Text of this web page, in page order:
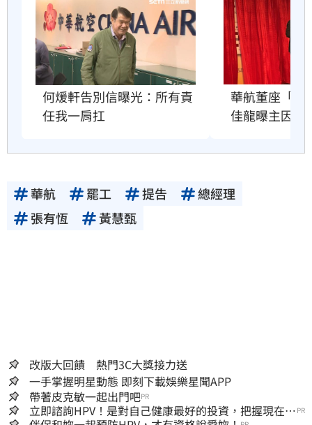
何煖軒告別信曝光：所有責
任我一肩扛
華航董座「何
佳龍曝主因
華航 罷工 提告
總經理
張有恆
黃慧甄
改版大回饋 熱門3C大獎接力送
一手掌握明星動態 即刻下載娛樂星聞APP
帶著皮克敏一起出門吧PR
立即諮詢HPV！是對自己健康最好的投資，把握現在不 PR